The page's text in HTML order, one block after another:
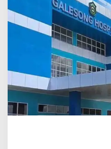
n
c
i
r
a
n
R
1
5